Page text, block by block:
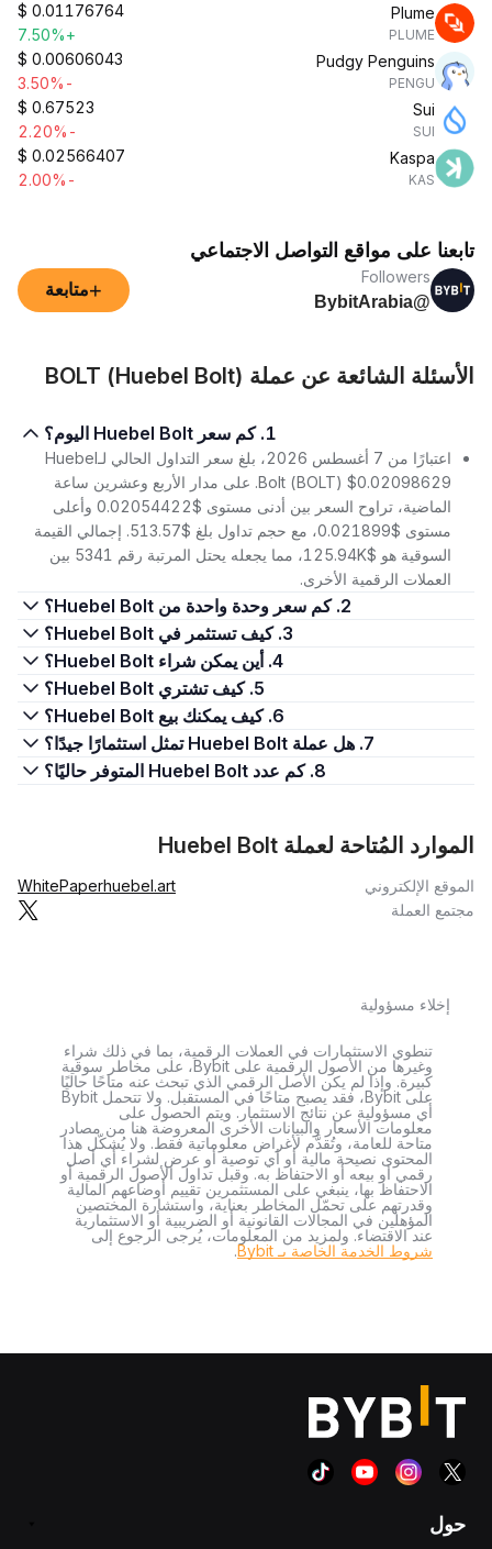
Plume
PLUME
$ 0.01176764
+7.50%
Pudgy Penguins
PENGU
$ 0.00606043
-3.50%
Sui
SUI
$ 0.67523
-2.20%
Kaspa
KAS
$ 0.02566407
-2.00%
تابعنا على مواقع التواصل الاجتماعي
Followers
@BybitArabia
+متابعة
الأسئلة الشائعة عن عملة BOLT (Huebel Bolt)
1. كم سعر Huebel Bolt اليوم؟
اعتبارًا من 7 أغسطس 2026، بلغ سعر التداول الحالي لـHuebel
Bolt (BOLT) $0.02098629. على مدار الأربع وعشرين ساعة
الماضية، تراوح السعر بين أدنى مستوى $0.02054422 وأعلى
مستوى $0.021899، مع حجم تداول بلغ $513.57. إجمالي القيمة
السوقية هو $125.94K، مما يجعله يحتل المرتبة رقم 5341 بين
العملات الرقمية الأخرى.
2. كم سعر وحدة واحدة من Huebel Bolt؟
3. كيف تستثمر في Huebel Bolt؟
4. أين يمكن شراء Huebel Bolt؟
5. كيف تشتري Huebel Bolt؟
6. كيف يمكنك بيع Huebel Bolt؟
7. هل عملة Huebel Bolt تمثل استثمارًا جيدًا؟
8. كم عدد Huebel Bolt المتوفر حاليًا؟
الموارد المُتاحة لعملة Huebel Bolt
الموقع الإلكتروني huebel.art
WhitePaper
مجتمع العملة
إخلاء مسؤولية
تنطوي الاستثمارات في العملات الرقمية، بما في ذلك شراء
وغيرها من الأصول الرقمية على Bybit، على مخاطر سوقية
كبيرة. وإذا لم يكن الأصل الرقمي الذي تبحث عنه متاحًا حاليًا
على Bybit، فقد يصبح متاحًا في المستقبل. ولا تتحمل Bybit
أي مسؤولية عن نتائج الاستثمار. ويتم الحصول على
معلومات الأسعار والبيانات الأخرى المعروضة هنا من مصادر
متاحة للعامة، وتُقدَّم لأغراض معلوماتية فقط. ولا يُشكّل هذا
المحتوى نصيحة مالية أو أي توصية أو عرض لشراء أي أصل
رقمي أو بيعه أو الاحتفاظ به. وقبل تداول الأصول الرقمية أو
الاحتفاظ بها، ينبغي على المستثمرين تقييم أوضاعهم المالية
وقدرتهم على تحمّل المخاطر بعناية، واستشارة المختصين
المؤهلين في المجالات القانونية أو الضريبية أو الاستثمارية
عند الاقتضاء. ولمزيد من المعلومات، يُرجى الرجوع إلى
شروط الخدمة الخاصة بـ Bybit
.
حول